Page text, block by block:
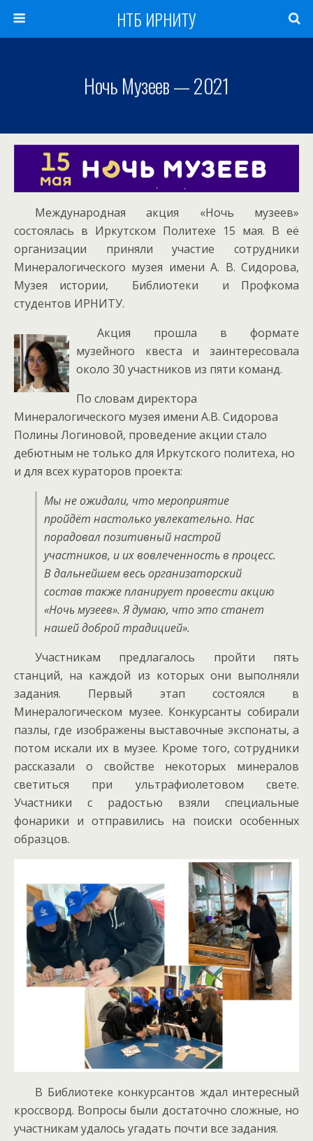
НТБ ИРНИТУ
Ночь Музеев — 2021
Международная акция «Ночь музеев»
состоялась в Иркутском Политехе 15 мая. В её
организации приняли участие сотрудники
Минералогического музея имени А. В. Сидорова,
Музея истории, Библиотеки и Профкома
студентов ИРНИТУ.
Акция прошла в формате
музейного квеста и заинтересовала
около 30 участников из пяти команд.
По словам директора
Минералогического музея имени А.В. Сидорова
Полины Логиновой, проведение акции стало
дебютным не только для Иркутского политеха, но
и для всех кураторов проекта:
Мы не ожидали, что мероприятие
пройдёт настолько увлекательно. Нас
порадовал позитивный настрой
участников, и их вовлеченность в процесс.
В дальнейшем весь организаторский
состав также планирует провести акцию
«Ночь музеев». Я думаю, что это станет
нашей доброй традицией».
Участникам предлагалось пройти пять
станций, на каждой из которых они выполняли
задания. Первый этап состоялся в
Минералогическом музее. Конкурсанты собирали
пазлы, где изображены выставочные экспонаты, а
потом искали их в музее. Кроме того, сотрудники
рассказали о свойстве некоторых минералов
светиться при ультрафиолетовом свете.
Участники с радостью взяли специальные
фонарики и отправились на поиски особенных
образцов.
В Библиотеке конкурсантов ждал интересный
кроссворд. Вопросы были достаточно сложные, но
участникам удалось угадать почти все задания.